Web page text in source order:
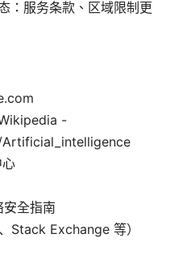
：服务条款、区域限制更
-
全指南
Stack Exchange 等）